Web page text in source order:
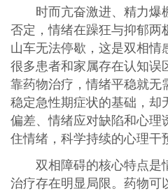
时而亢奋激进、精力爆
否定，情绪在躁狂与抑郁两
山车无法停歇，这是双相情
很多患者和家属存在认知误
靠药物治疗，情绪平稳就无
稳定急性期症状的基础，却
偏差、情绪应对缺陷和心理
住情绪，科学持续的心理干
双相障碍的核心特点是
治疗存在明显局限。药物可